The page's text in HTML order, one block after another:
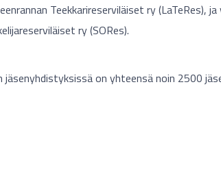
Teekkarireserviläiset ry (LaTeRes),
ry (SORes).
jäsenyhdistyksissä on yhteensä noin 2500